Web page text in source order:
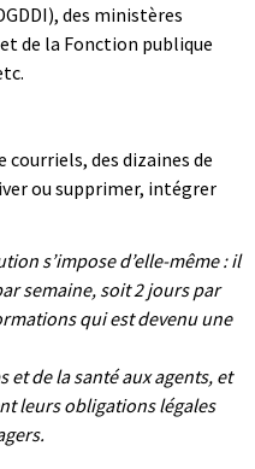
des ministères
de la Fonction publique
courriels, des dizaines de
ou supprimer, intégrer
s’impose d’elle-même : il
semaine, soit 2 jours par
qui est devenu une
et de la santé aux agents, et
leurs obligations légales